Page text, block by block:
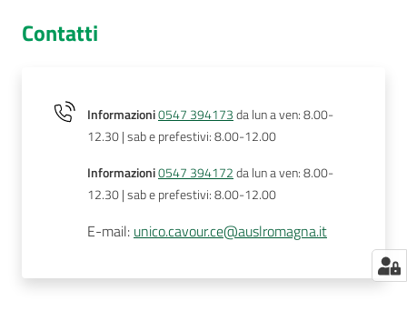
Contatti
Informazioni0547 394173da lun a ven: 8.00-
12.30 | sab e prefestivi: 8.00-12.00
Informazioni0547 394172da lun a ven: 8.00-
12.30 | sab e prefestivi: 8.00-12.00
E-mail: unico.cavour.ce@auslromagna.it